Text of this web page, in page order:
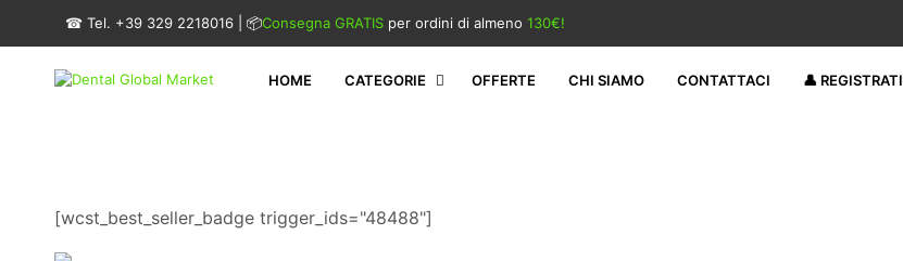
☎ Tel. +39 329 2218016 | 📦Consegna GRATIS per ordini di almeno 130€!
HOME CATEGORIE OFFERTE CHI SIAMO CONTATTACI 👤 REGISTRATI
[wcst_best_seller_badge trigger_ids="48488"]